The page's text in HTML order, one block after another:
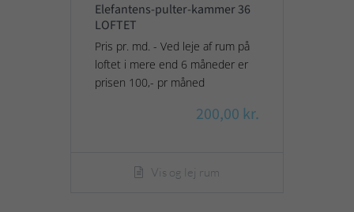
Elefantens-pulter-kammer 36
LOFTET
Pris pr. md. - Ved leje af rum på
loftet i mere end 6 måneder er
prisen 100,- pr måned
200,00 kr.
Vis og lej rum